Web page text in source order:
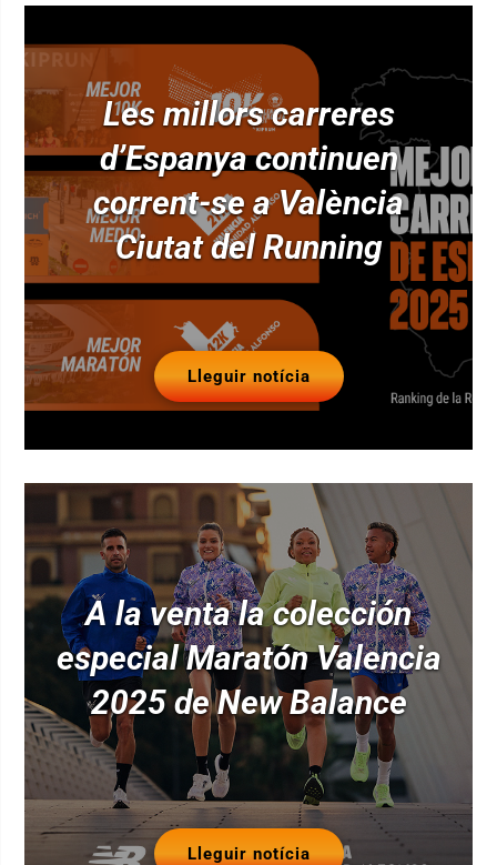
Les millors carreres
d’Espanya continuen
corrent-se a València
Ciutat del Running
Lleguir notícia
A la venta la colección
especial Maratón Valencia
2025 de New Balance
Lleguir notícia